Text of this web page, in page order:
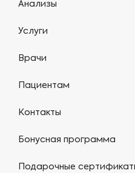
Анализы
Услуги
Врачи
Пациентам
Контакты
Бонусная программа
Подарочные